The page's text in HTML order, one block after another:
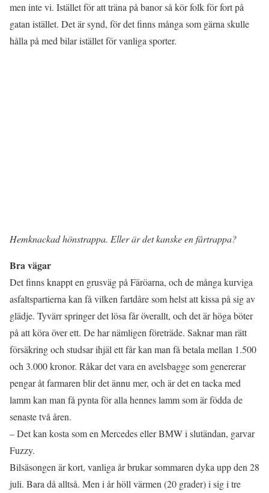
men inte vi. Istället för att träna på banor så kör folk för fort på
gatan istället. Det är synd, för det finns många som gärna skulle
hålla på med bilar istället för vanliga sporter.
Hemknackad hönstrappa. Eller är det kanske en fårtrappa?
Bra vägar
Det finns knappt en grusväg på Färöarna, och de många kurviga
asfaltspartierna kan få vilken fartdåre som helst att kissa på sig av
glädje. Tyvärr springer det lösa får överallt, och det är höga böter
på att köra över ett. De har nämligen företräde. Saknar man rätt
försäkring och studsar ihjäl ett får kan man få betala mellan 1.500
och 3.000 kronor. Råkar det vara en avelsbagge som genererar
pengar åt farmaren blir det ännu mer, och är det en tacka med
lamm kan man få pynta för alla hennes lamm som är födda de
senaste två åren.
– Det kan kosta som en Mercedes eller BMW i slutändan, garvar
Fuzzy.
Bilsäsongen är kort, vanliga år brukar sommaren dyka upp den 28
juli. Bara då alltså. Men i år höll värmen (20 grader) i sig i tre